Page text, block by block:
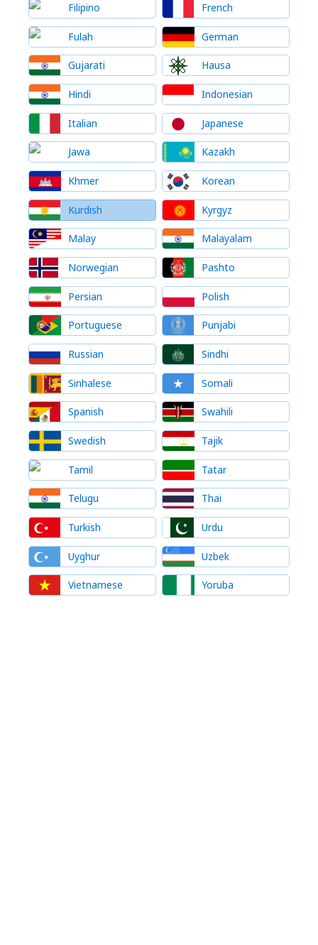
Filipino French
Fulah German
Gujarati Hausa
Hindi Indonesian
Italian Japanese
Jawa Kazakh
Khmer Korean
Kurdish Kyrgyz
Malay Malayalam
Norwegian Pashto
Persian Polish
Portuguese Punjabi
Russian Sindhi
Sinhalese Somali
Spanish Swahili
Swedish Tajik
Tamil Tatar
Telugu Thai
Turkish Urdu
Uyghur Uzbek
Vietnamese Yoruba